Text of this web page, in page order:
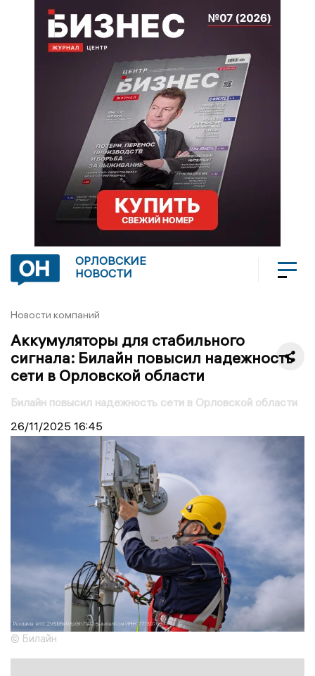
ОРЛОВСКИЕ
НОВОСТИ
Новости компаний
Аккумуляторы для стабильного
сигнала: Билайн повысил надежность
сети в Орловской области
Билайн повысил надежность сети в Орловской области
26/11/2025 16:45
© Билайн